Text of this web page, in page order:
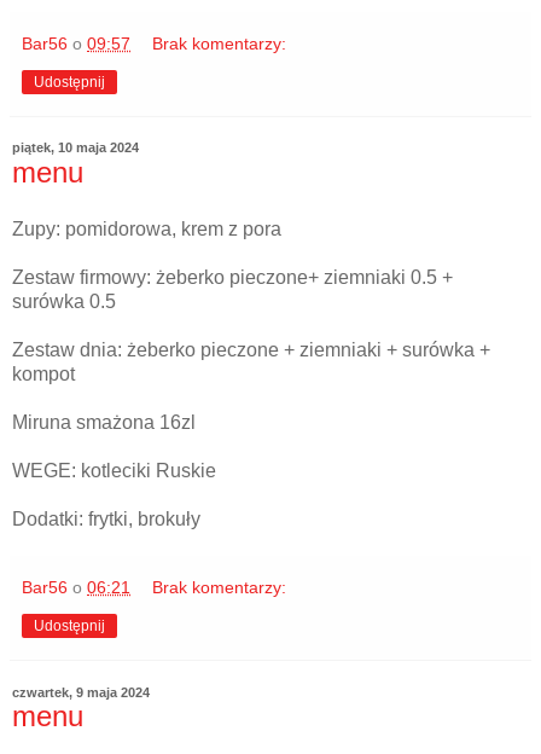
Bar56 o 09:57 Brak komentarzy:
Udostępnij
piątek, 10 maja 2024
menu
Zupy: pomidorowa, krem z pora
Zestaw firmowy: żeberko pieczone+ ziemniaki 0.5 +
surówka 0.5
Zestaw dnia: żeberko pieczone + ziemniaki + surówka +
kompot
Miruna smażona 16zl
WEGE: kotleciki Ruskie
Dodatki: frytki, brokuły
Bar56 o 06:21 Brak komentarzy:
Udostępnij
czwartek, 9 maja 2024
menu